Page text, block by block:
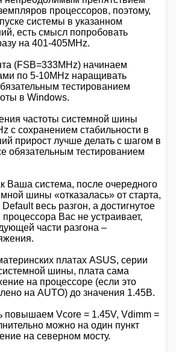
процессоров, поэтому,
системы в указанном
есть смысл попробовать
на 401-405MHz.
(FSB=333MHz) начинаем
по 5-10MHz наращивать
тестированием
в Windows.
частоты системной шины
с сохранением стабильности в
прирост лучше делать с шагом в
обязательным тестированием
Ваша система, после очередного
шины «отказалась» от старта,
весь разгон, а достигнутое
Вас не устраивает,
части разгона –
платах ASUS, серии
шины, плата сама
на процессоре (если это
на AUTO) до значения 1.45В.
повышаем Vcore = 1.45V, Vdimm =
можно на один пункт
на северном мосту.